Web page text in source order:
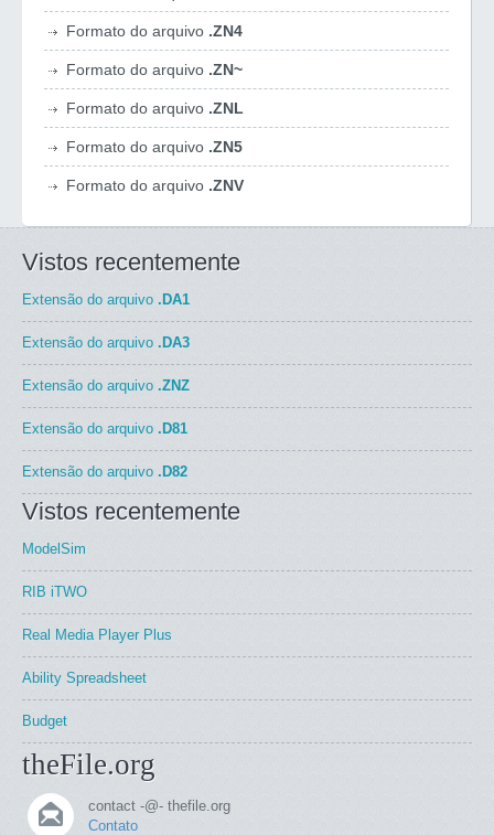
Formato do arquivo .ZN4
Formato do arquivo .ZN~
Formato do arquivo .ZNL
Formato do arquivo .ZN5
Formato do arquivo .ZNV
Vistos recentemente
Extensão do arquivo .DA1
Extensão do arquivo .DA3
Extensão do arquivo .ZNZ
Extensão do arquivo .D81
Extensão do arquivo .D82
Vistos recentemente
ModelSim
RIB iTWO
Real Media Player Plus
Ability Spreadsheet
Budget
theFile.org
contact -@- thefile.org
Contato